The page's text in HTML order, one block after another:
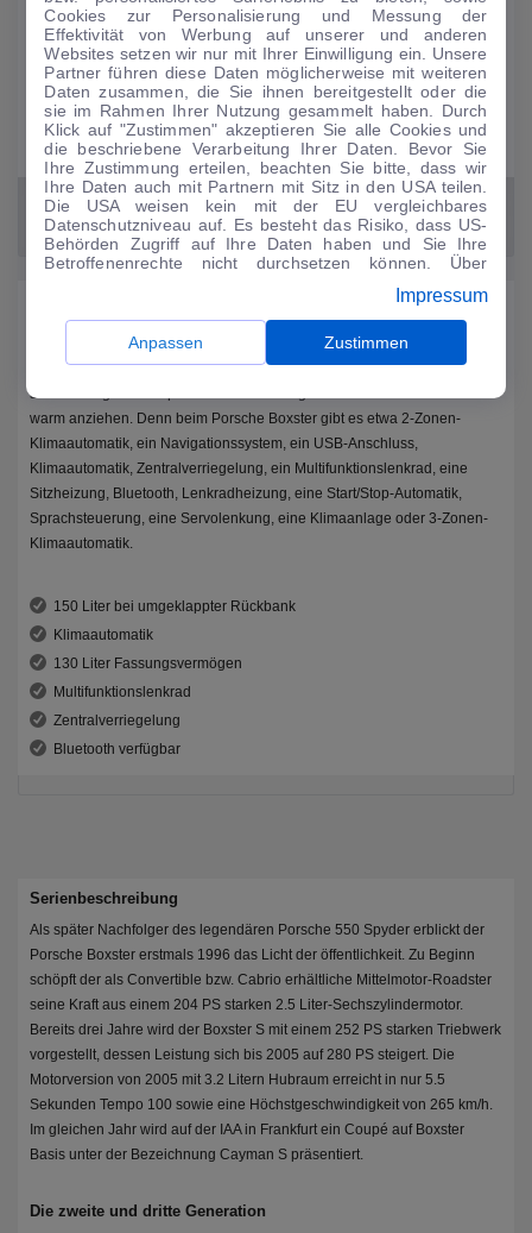
Bessere Spurtreue dank ABS
Für mehr Sicherheit: Seitenairbag
Bi-Xenon-Scheinwerfer
Bi-Xenon-Scheinwerfer
Traktionskontrolle
Mit Stabilitätsprogramm ESP
Bereits in der Einstiegsversion mit 204-PS-Motor ist der Porsche Boxster
für seine Fahrzeugklasse mit ausreichend Komfort ausgerüstet. Bei der
serienmäßigen und optionalen Ausstattung muss sich die Konkurrenz
warm anziehen. Denn beim Porsche Boxster gibt es etwa 2-Zonen-
Klimaautomatik, ein Navigationssystem, ein USB-Anschluss,
Klimaautomatik, Zentralverriegelung, ein Multifunktionslenkrad, eine
Sitzheizung, Bluetooth, Lenkradheizung, eine Start/Stop-Automatik,
Sprachsteuerung, eine Servolenkung, eine Klimaanlage oder 3-Zonen-
Klimaautomatik.
150 Liter bei umgeklappter Rückbank
Klimaautomatik
130 Liter Fassungsvermögen
Multifunktionslenkrad
Zentralverriegelung
Bluetooth verfügbar
Serienbeschreibung
Als später Nachfolger des legendären Porsche 550 Spyder erblickt der
Porsche Boxster erstmals 1996 das Licht der öffentlichkeit. Zu Beginn
schöpft der als Convertible bzw. Cabrio erhältliche Mittelmotor-Roadster
seine Kraft aus einem 204 PS starken 2.5 Liter-Sechszylindermotor.
Bereits drei Jahre wird der Boxster S mit einem 252 PS starken Triebwerk
vorgestellt, dessen Leistung sich bis 2005 auf 280 PS steigert. Die
Motorversion von 2005 mit 3.2 Litern Hubraum erreicht in nur 5.5
Sekunden Tempo 100 sowie eine Höchstgeschwindigkeit von 265 km/h.
Im gleichen Jahr wird auf der IAA in Frankfurt ein Coupé auf Boxster
Basis unter der Bezeichnung Cayman S präsentiert.
Die zweite und dritte Generation
Cookies zur Personalisierung und Messung der
Effektivität von Werbung auf unserer und anderen
Websites setzen wir nur mit Ihrer Einwilligung ein. Unsere
Partner führen diese Daten möglicherweise mit weiteren
Daten zusammen, die Sie ihnen bereitgestellt oder die
sie im Rahmen Ihrer Nutzung gesammelt haben. Durch
Klick auf "Zustimmen" akzeptieren Sie alle Cookies und
die beschriebene Verarbeitung Ihrer Daten. Bevor Sie
Ihre Zustimmung erteilen, beachten Sie bitte, dass wir
Ihre Daten auch mit Partnern mit Sitz in den USA teilen.
Die USA weisen kein mit der EU vergleichbares
Datenschutzniveau auf. Es besteht das Risiko, dass US-
Behörden Zugriff auf Ihre Daten haben und Sie Ihre
Betroffenenrechte nicht durchsetzen können. Über
anpassen. Dies ist auch später jederzeit im Bereich
Cookie-Richtliniemöglich. Weitere Informationen finden
Sie in unsererDatenschutzerklärung .
Impressum
Anpassen Zustimmen